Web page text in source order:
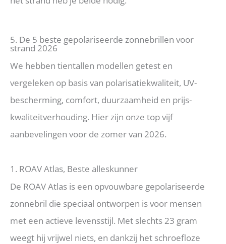
5. De 5 beste gepolariseerde zonnebrillen voor
strand 2026
We hebben tientallen modellen getest en
vergeleken op basis van polarisatiekwaliteit, UV-
bescherming, comfort, duurzaamheid en prijs-
kwaliteitverhouding. Hier zijn onze top vijf
aanbevelingen voor de zomer van 2026.
1. ROAV Atlas, Beste alleskunner
De ROAV Atlas is een opvouwbare gepolariseerde
zonnebril die speciaal ontworpen is voor mensen
met een actieve levensstijl. Met slechts 23 gram
weegt hij vrijwel niets, en dankzij het schroefloze